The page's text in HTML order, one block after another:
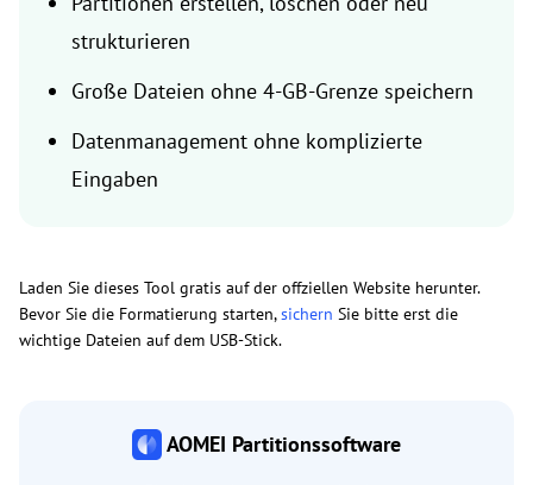
strukturieren
Große Dateien ohne 4-GB-Grenze speichern
Datenmanagement ohne komplizierte
Eingaben
Laden Sie dieses Tool gratis auf der offziellen Website herunter.
Bevor Sie die Formatierung starten,sichern Sie bitte erst die
wichtige Dateien auf dem USB-Stick.
AOMEI Partitionssoftware